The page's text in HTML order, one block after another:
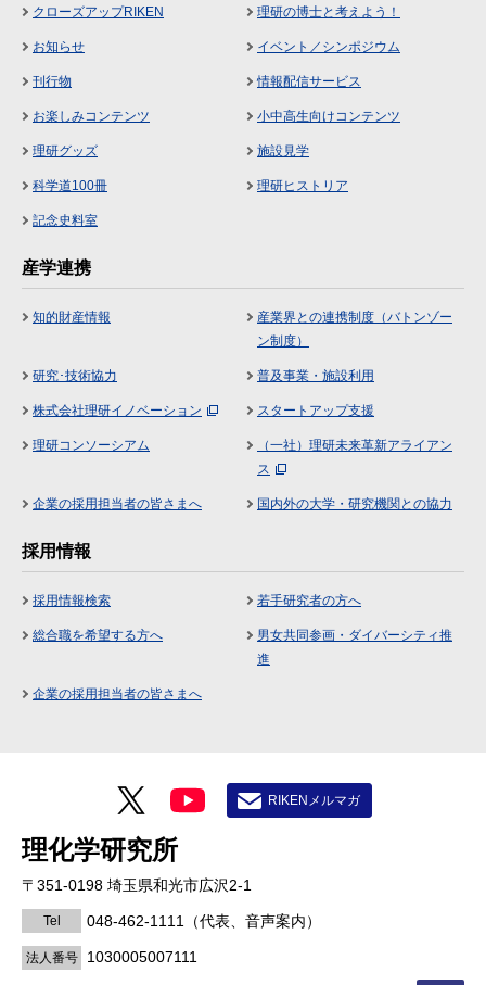
クローズアップRIKEN 理研の博士と考えよう！
お知らせ イベント／シンポジウム
刊行物 情報配信サービス
お楽しみコンテンツ 小中高生向けコンテンツ
理研グッズ 施設見学
科学道100冊 理研ヒストリア
記念史料室
産学連携
知的財産情報
産業界との連携制度（バトンゾー
ン制度）
研究･技術協力 普及事業・施設利用
株式会社理研イノベーション スタートアップ支援
理研コンソーシアム
（一社）理研未来革新アライアン
ス
企業の採用担当者の皆さまへ 国内外の大学・研究機関との協力
採用情報
採用情報検索 若手研究者の方へ
総合職を希望する方へ
男女共同参画・ダイバーシティ推
進
企業の採用担当者の皆さまへ
理化学研究所
〒351-0198 埼玉県和光市広沢2-1
Tel 048-462-1111 （代表、音声案内）
法人番号 1030005007111
RIKENメルマガ